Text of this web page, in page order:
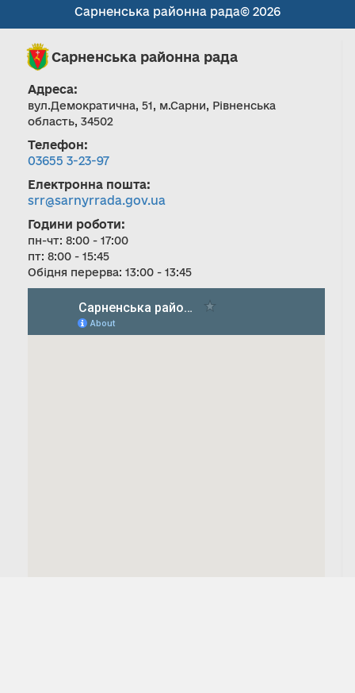
Сарненська районна рада© 2026
Сарненська районна рада
Адреса:
вул.Демократична, 51, м.Сарни, Рівненська
область, 34502
Телефон:
03655 3-23-97
Електронна пошта:
srr@sarnyrrada.gov.ua
Години роботи:
пн-чт: 8:00 - 17:00
пт: 8:00 - 15:45
Обідня перерва: 13:00 - 13:45